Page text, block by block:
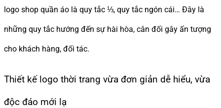
logo shop quần áo là quy tắc ⅓, quy tắc ngón cái… Đây là
những quy tắc hướng đến sự hài hòa, cân đối gây ấn tượng
cho khách hàng, đối tác.
Thiết kế logo thời trang vừa đơn giản dễ hiểu, vừa
độc đáo mới lạ